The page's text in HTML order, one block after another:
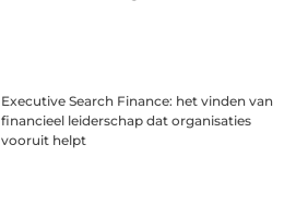
Executive Search Finance: het vinden van
financieel leiderschap dat organisaties
vooruit helpt